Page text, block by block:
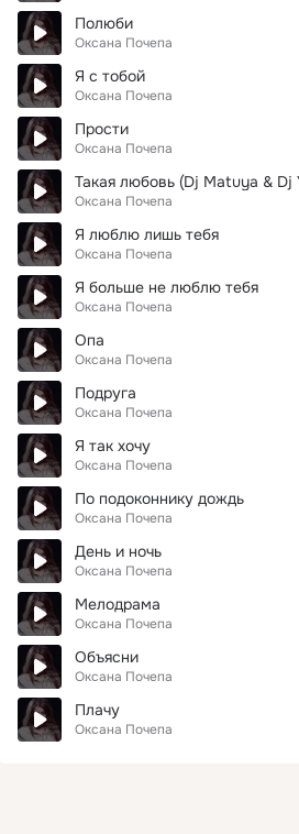
Полюби
Оксана Почепа
Я с тобой
Оксана Почепа
Прости
Оксана Почепа
Оксана Почепа
Я люблю лишь тебя
Оксана Почепа
Я больше не люблю тебя
Оксана Почепа
Опа
Оксана Почепа
Подруга
Оксана Почепа
Я так хочу
Оксана Почепа
По подоконнику дождь
Оксана Почепа
День и ночь
Оксана Почепа
Мелодрама
Оксана Почепа
Объясни
Оксана Почепа
Плачу
Оксана Почепа